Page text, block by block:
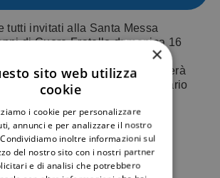
tutti invitati alla Santa Messa
di Cuore Fratello domenica 16
Parrocchia di Sant’Enrico, via
3, San Donato Milanese Celebrerà
Padre Angelo Pagano, missionario
×
sito web utilizza
cookie
i cookie per personalizzare
annunci e per analizzare il nostro
inoltre informazioni sul
del nostro sito con i nostri partner
e di analisi che potrebbero